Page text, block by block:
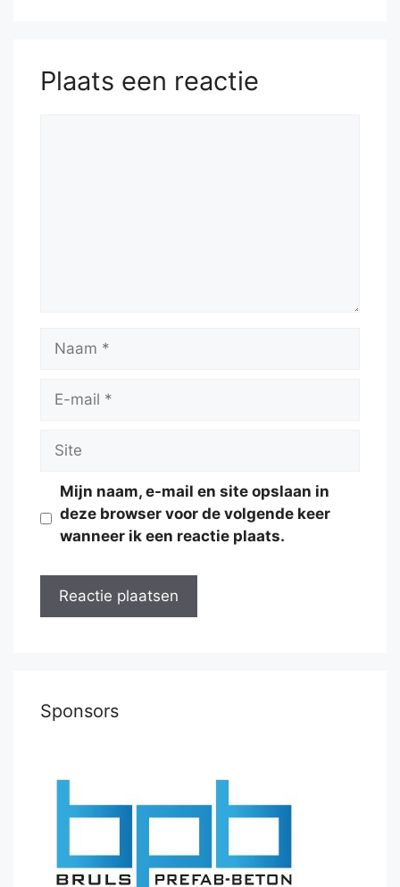
Plaats een reactie
Naam
Site
Mijn naam, e-mail en site opslaan in
deze browser voor de volgende keer
wanneer ik een reactie plaats.
Sponsors